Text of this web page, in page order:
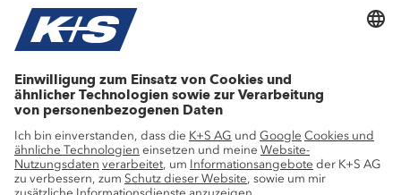
Stellenangebote
Wachstumsprojekte
Innovation
Nachhaltigkeit